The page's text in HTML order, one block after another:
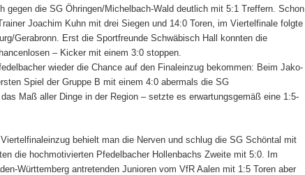
gegen die SG Öhringen/Michelbach-Wald deutlich mit 5:1 Treffern. Schon
Joachim Kuhn mit drei Siegen und 14:0 Toren, im Viertelfinale folgte
Gerabronn. Erst die Sportfreunde Schwäbisch Hall konnten die
– Kicker mit einem 3:0 stoppen.
wieder die Chance auf den Finaleinzug bekommen: Beim Jako-
Spiel der Gruppe B mit einem 4:0 abermals die SG
Maß aller Dinge in der Region – setzte es erwartungsgemäß eine 1:5-
behielt man die Nerven und schlug die SG Schöntal mit
die hochmotivierten Pfedelbacher Hollenbachs Zweite mit 5:0. Im
Württemberg antretenden Junioren vom VfR Aalen mit 1:5 Toren aber